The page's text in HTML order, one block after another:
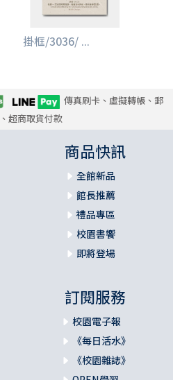
掛框/3036/ ...
傳真刷卡、虛擬轉帳、郵
超商取貨付款
商品快訊
全館新品
館長推薦
禮品專區
校園書饗
即將登場
訂閱服務
校園電子報
《每日活水》
《校園雜誌》